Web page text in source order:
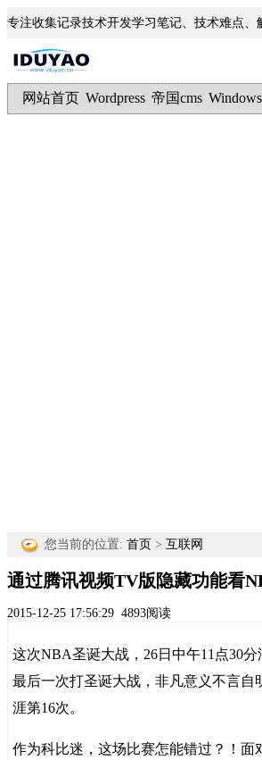
专注收集记录技术开发学习笔记、技术难点、
网站首页 Wordpress 帝国cms Windows
您当前的位置: 首页 > 互联网
通过腾讯视频TV版隐藏功能看
2015-12-25 17:56:29 4893阅读
这次NBA圣诞大战，26日中午11点30
最后一次打圣诞大战，非凡意义不言自
涯第16次。
作为科比迷，这场比赛怎能错过？！面